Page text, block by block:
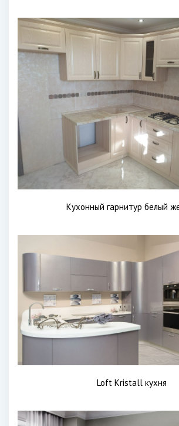
Кухонный гарнитур белый
Loft Kristall кухня